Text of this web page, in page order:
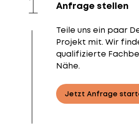
Anfrage stellen
Teile uns ein paar
Projekt mit. Wir
qualifizierte
Nähe.
Jetzt Anfrage